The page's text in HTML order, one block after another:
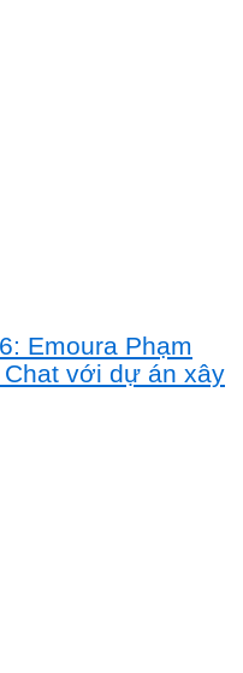
Emoura Phạm
với dự án xây